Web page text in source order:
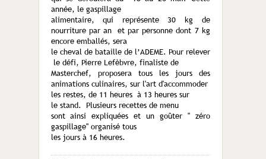
année, le gaspillage
alimentaire, qui représente 30 kg de
nourriture par an et par personne dont 7 kg
encore emballés, sera
le cheval de bataille de l’ADEME. Pour relever
le défi, Pierre Lefèbvre, finaliste de
Masterchef, proposera tous les jours des
animations culinaires, sur l'art d'accommoder
les restes, de 11 heures à 13 heures sur
le stand. Plusieurs recettes de menu
sont ainsi expliquées et un goûter " zéro
gaspillage" organisé tous
les jours à 16 heures.